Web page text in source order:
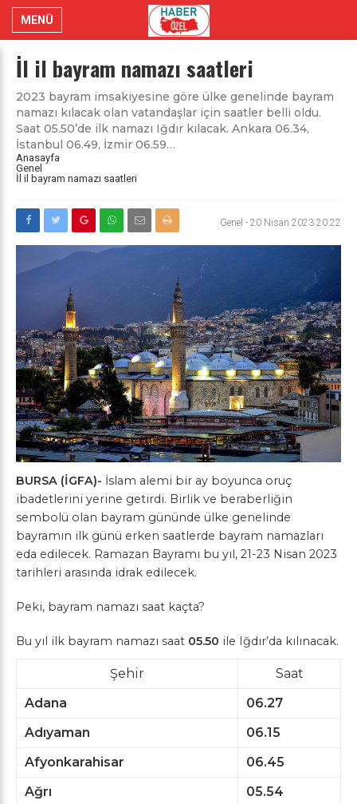
MENÜ
İl il bayram namazı saatleri
2023 bayram imsakiyesine göre ülke genelinde bayram
namazı kılacak olan vatandaşlar için saatler belli oldu.
Saat 05.50’de ilk namazı Iğdır kılacak. Ankara 06.34,
İstanbul 06.49, İzmir 06.59…
Anasayfa
Genel
İl il bayram namazı saatleri
Genel - 20 Nisan 2023 20:22
BURSA (İGFA)- İslam alemi bir ay boyunca oruç
ibadetlerini yerine getirdi. Birlik ve beraberliğin
sembolü olan bayram gününde ülke genelinde
bayramın ilk günü erken saatlerde bayram namazları
eda edilecek. Ramazan Bayramı bu yıl, 21-23 Nisan 2023
tarihleri arasında idrak edilecek.
Peki, bayram namazı saat kaçta?
Bu yıl ilk bayram namazı saat 05.50 ile Iğdır’da kılınacak.
Şehir
Saat
Adana
06.27
Adıyaman
06.15
Afyonkarahisar
06.45
Ağrı
05.54